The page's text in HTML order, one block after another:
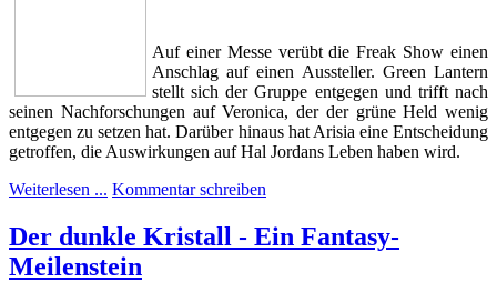
Auf einer Messe verübt die Freak Show einen
Anschlag auf einen Aussteller. Green Lantern
stellt sich der Gruppe entgegen und trifft nach
seinen Nachforschungen auf Veronica, der der grüne Held wenig
entgegen zu setzen hat. Darüber hinaus hat Arisia eine Entscheidung
getroffen, die Auswirkungen auf Hal Jordans Leben haben wird.
Weiterlesen ... Kommentar schreiben
Der dunkle Kristall - Ein Fantasy-
Meilenstein